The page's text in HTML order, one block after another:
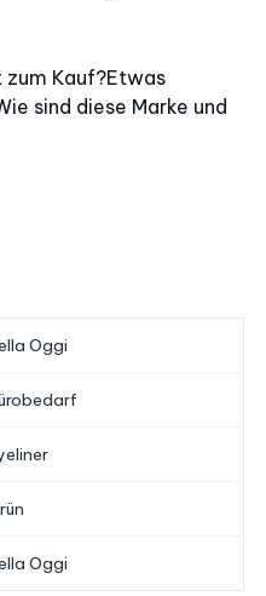
Kauf?Etwas
sind diese Marke und
Oggi
Oggi